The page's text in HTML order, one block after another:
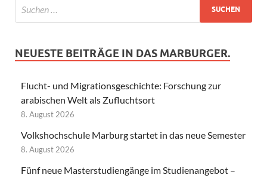
NEUESTE BEITRÄGE IN DAS MARBURGER.
Flucht- und Migrationsgeschichte: Forschung zur
arabischen Welt als Zufluchtsort
8. August 2026
Volkshochschule Marburg startet in das neue Semester
8. August 2026
Fünf neue Masterstudiengänge im Studienangebot –